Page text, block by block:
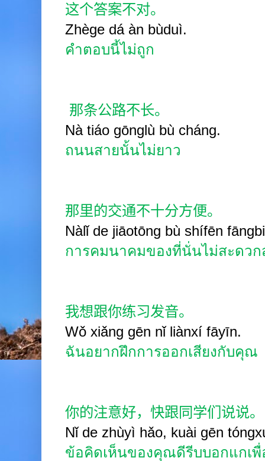
这个答案不对。
Zhège dá àn bùduì.
คำตอบนี้ไม่ถูก
那条公路不长。
Nà tiáo gōnglù bù cháng.
ถนนสายนั้นไม่ยาว
那里的交通不十分方便。
Nàlǐ de jiāotōng bù shífēn
การคมนาคมของที่นั่นไม่สะดวก
我想跟你练习发音。
Wǒ xiǎng gēn nǐ liànxí fāyīn.
ฉันอยากฝึกการออกเสียงกับคุณ
你的注意好，快跟同学们说说。
Nǐ de zhùyì hǎo, kuài gēn
ข้อคิดเห็นของคุณดีรีบบอกแกเพื่